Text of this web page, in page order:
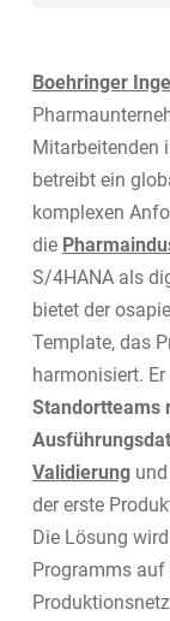
Boehringer
Mitarbeitenden
betreibt ein
komplexen
die
S/4HANA als
bietet der
Template, das
harmonisiert. Er
Standortteams
Validierungund
der erste
Die Lösung
Programms